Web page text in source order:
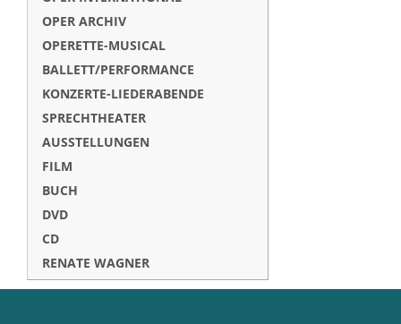
OPER ARCHIV
OPERETTE-MUSICAL
BALLETT/PERFORMANCE
KONZERTE-LIEDERABENDE
SPRECHTHEATER
AUSSTELLUNGEN
FILM
BUCH
DVD
CD
RENATE WAGNER